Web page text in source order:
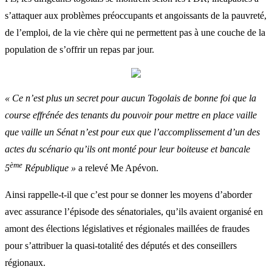
s’attaquer aux problèmes préoccupants et angoissants de la pauvreté,
de l’emploi, de la vie chère qui ne permettent pas à une couche de la
population de s’offrir un repas par jour.
« Ce n’est plus un secret pour aucun Togolais de bonne foi que la
course effrénée des tenants du pouvoir pour mettre en place vaille
que vaille un Sénat n’est pour eux que l’accomplissement d’un des
actes du scénario qu’ils ont monté pour leur boiteuse et bancale
5ème République » a relevé Me Apévon.
Ainsi rappelle-t-il que c’est pour se donner les moyens d’aborder
avec assurance l’épisode des sénatoriales, qu’ils avaient organisé en
amont des élections législatives et régionales maillées de fraudes
pour s’attribuer la quasi-totalité des députés et des conseillers
régionaux.